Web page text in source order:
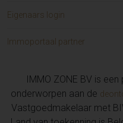
Eigenaars login
Immoportaal partner
IMMO ZONE BV is
onderworpen aan de
Vastgoedmakelaar met